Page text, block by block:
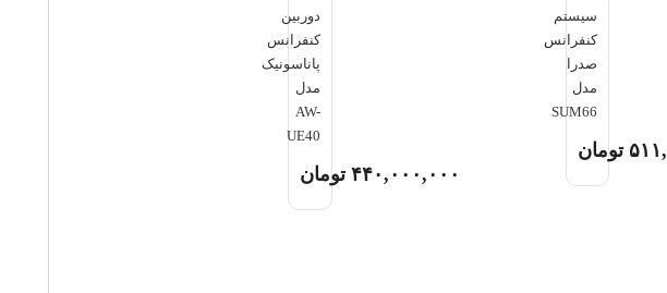
سیستم
کنفرانس
صدرا
مدل
SUM66
تومان
دوربین
کنفرانس
پاناسونیک
مدل
AW-
UE40
۴۴۰,۰۰۰,۰۰۰ تومان